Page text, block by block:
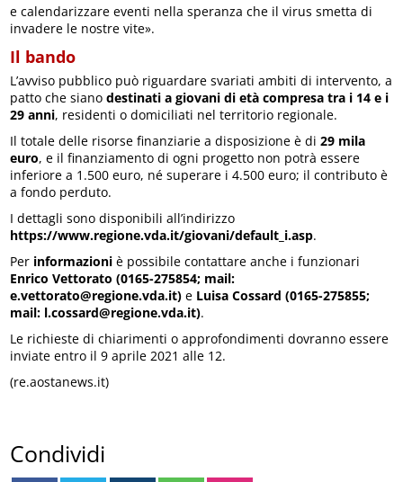
e calendarizzare eventi nella speranza che il virus smetta di
invadere le nostre vite».
Il bando
L’avviso pubblico può riguardare svariati ambiti di intervento, a
patto che sianodestinati a giovani di età compresa tra i 14 e i
29 anni, residenti o domiciliati nel territorio regionale.
Il totale delle risorse finanziarie a disposizione è di29 mila
euro, e il finanziamento di ogni progetto non potrà essere
inferiore a 1.500 euro, né superare i 4.500 euro; il contributo è
a fondo perduto.
I dettagli sono disponibili all’indirizzo
https://www.regione.vda.it/giovani/default_i.asp.
Per informazioni è possibile contattare anche i funzionari
Enrico Vettorato (0165-275854; mail:
e.vettorato@regione.vda.it) e Luisa Cossard (0165-275855;
mail: l.cossard@regione.vda.it).
Le richieste di chiarimenti o approfondimenti dovranno essere
inviate entro il 9 aprile 2021 alle 12.
(re.aostanews.it)
Condividi